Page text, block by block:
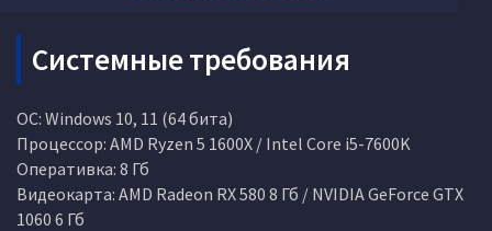
Системные требования
ОС: Windows 10, 11 (64 бита)
Процессор: AMD Ryzen 5 1600X / Intel Core i5-7600K
Оперативка: 8 Гб
Видеокарта: AMD Radeon RX 580 8 Гб / NVIDIA GeForce GTX
1060 6 Гб